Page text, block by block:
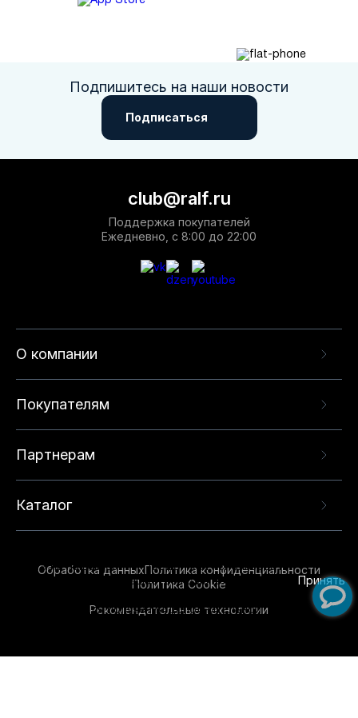
Подпишитесь на наши новости
Подписаться
О компании
Покупателям
Партнерам
Каталог
club@ralf.ru
Поддержка покупателей
Ежедневно, с 8:00 до 22:00
Обработка данныхПолитика конфиденциальности
Политика Cookie
Рекомендательные технологии
опыта на нашем сайте. Продолжая использовать
данный сайт, вы соглашаетесь с использованием
технологий. Для получения дополнительной
Принять